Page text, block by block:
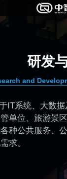
游
旅
等